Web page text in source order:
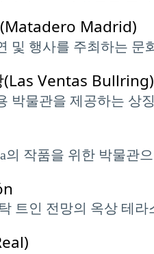
Madrid)
및 행사를 주최하는 문
Ventas Bullring)
박물관을 제공하는 상
의 작품을 위한 박물관
트인 전망의 옥상 테